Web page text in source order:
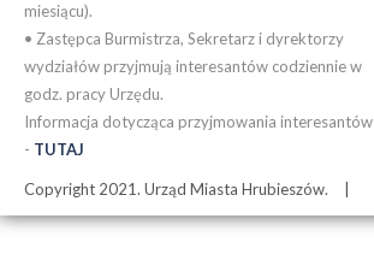
miesiącu).
• Zastępca Burmistrza, Sekretarz i dyrektorzy
wydziałów przyjmują interesantów codziennie w
godz. pracy Urzędu.
Informacja dotycząca przyjmowania interesantów
- TUTAJ
Copyright 2021. Urząd Miasta Hrubieszów.